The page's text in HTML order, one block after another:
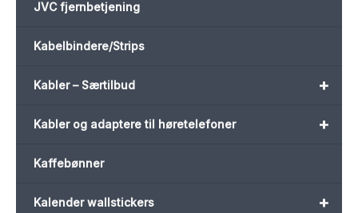
JVC fjernbetjening
Kabelbindere/Strips
+
Kabler – Særtilbud
+
Kabler og adaptere til høretelefoner
Kaffebønner
+
Kalender wallstickers